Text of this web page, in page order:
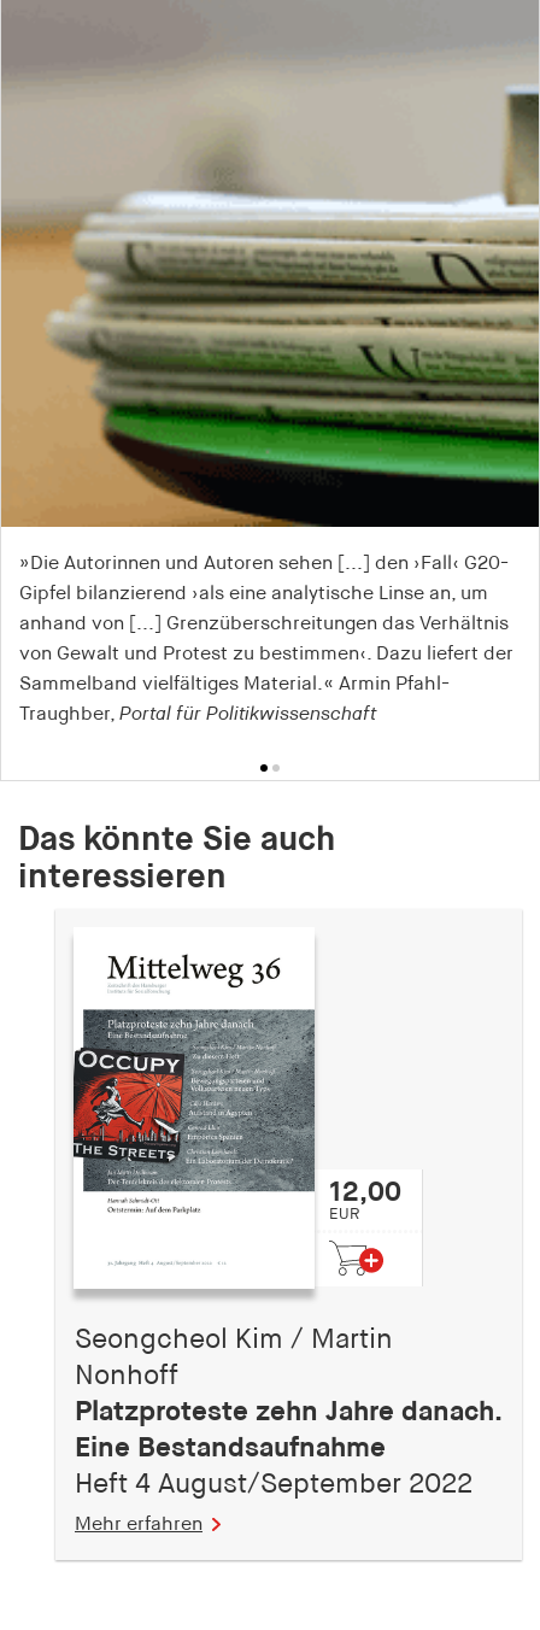
»Die Autorinnen und Autoren sehen [...] den ›Fall‹ G20-
Gipfel bilanzierend ›als eine analytische Linse an, um
anhand von [...] Grenzüberschreitungen das Verhältnis
von Gewalt und Protest zu bestimmen‹. Dazu liefert der
Sammelband vielfältiges Material.« Armin Pfahl-
Traughber, Portal für Politikwissenschaft
»[E]ine vielstimmige, rundum überzeugende,
umfassende und empirisch verifizierbare Darstellung
des äußerst komplexen Protestgeschehens rund um das
Gipfeltreffen.«
Rudolf Walther,Süddeutsche Zeitung
Das könnte Sie auch
interessieren
12,00
EUR
Seongcheol Kim / Martin
Nonhoff
Platzproteste zehn Jahre danach.
Eine Bestandsaufnahme
Heft 4 August/September 2022
Mehr erfahren